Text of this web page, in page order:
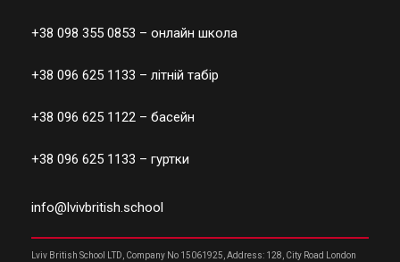
+38 098 355 0853 – онлайн школа
+38 096 625 1133 – літній табір
+38 096 625 1122 – басейн
+38 096 625 1133 – гуртки
info@lvivbritish.school
Lviv British School LTD, Company No 15061925, Address: 128, City Road London